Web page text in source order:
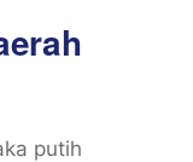
putih